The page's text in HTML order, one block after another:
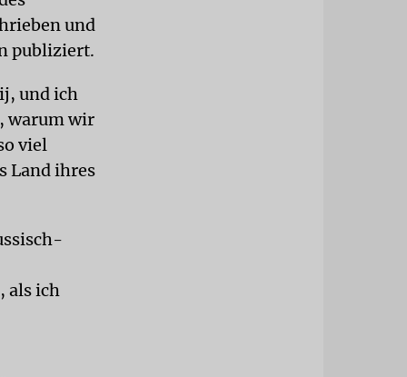
und
publiziert.
und ich
warum wir
viel
Land ihres
als ich